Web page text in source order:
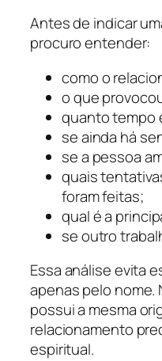
Antes de indicar
procuro entender:
como o
o que
quanto tempo
se ainda há
se a pessoa
quais
foram feitas;
qual é a
se outro
Essa análise evita
apenas pelo nome.
possui a mesma
relacionamento
espiritual.